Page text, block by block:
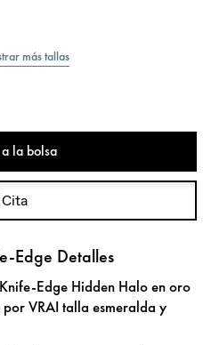
más tallas
la bolsa
Cita
Edge Detalles
Edge Hidden Halo en oro
VRAI talla esmeralda y